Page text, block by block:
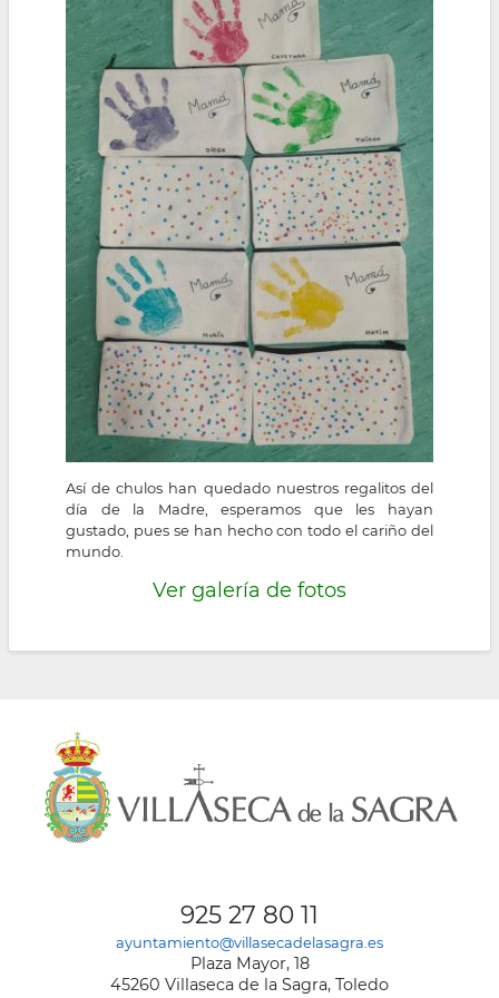
Así de chulos han quedado nuestros regalitos del
día de la Madre, esperamos que les hayan
gustado, pues se han hecho con todo el cariño del
mundo.
Ver galería de fotos
925 27 80 11
ayuntamiento@villasecadelasagra.es
Plaza Mayor, 18
45260 Villaseca de la Sagra, Toledo